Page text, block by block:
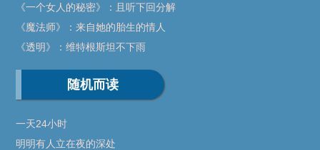
《一个女人的秘密》：且听下回分解
《魔法师》：来自她的胎生的情人
《透明》：维特根斯坦不下雨
随机而读
一天24小时
明明有人立在夜的深处